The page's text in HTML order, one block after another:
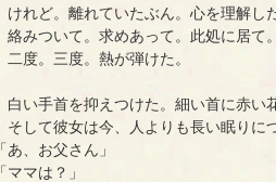
けれど。離れていたぶん。心を理解し
絡みついて。求めあって。此処に居て
二度。三度。熱が弾けた。
白い手首を抑えつけた。細い首に赤い
そして彼女は今、人よりも長い眠りに
「あ、お父さん」
「ママは？」